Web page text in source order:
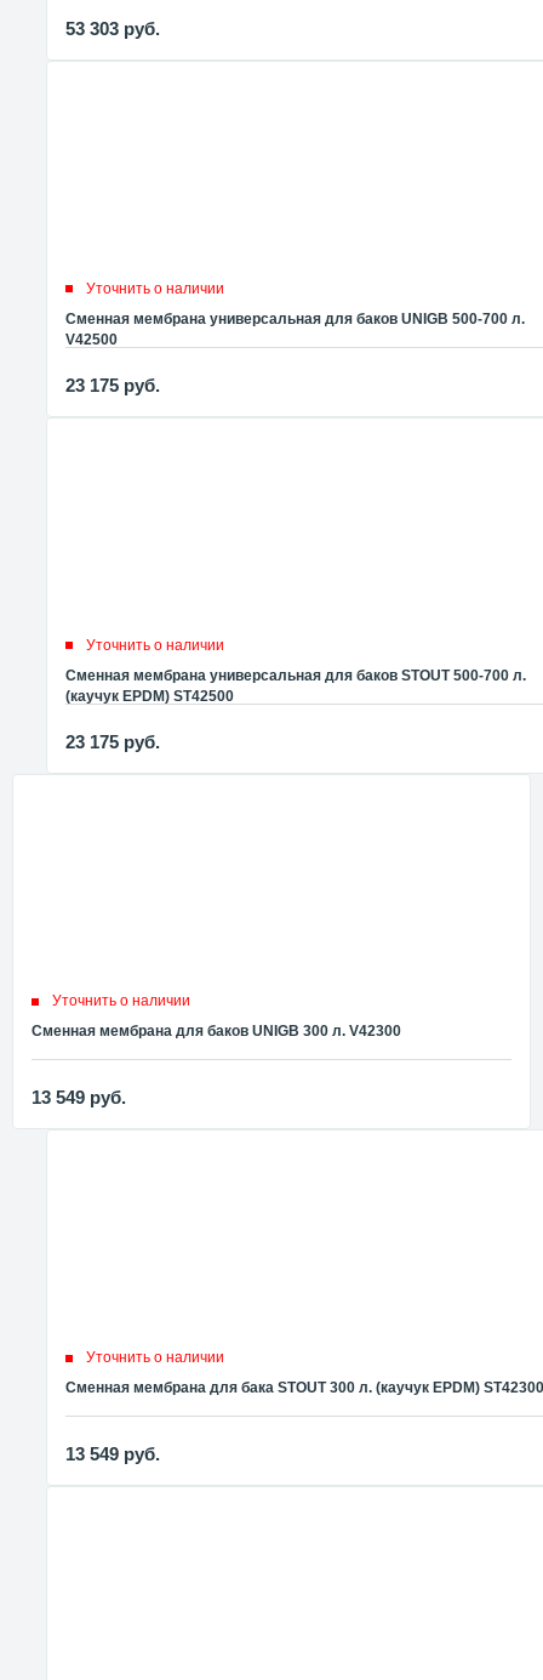
53 303 руб.
Уточнить о наличии
Сменная мембрана универсальная для баков UNIGB 500-700 л.
V42500
23 175 руб.
Уточнить о наличии
Сменная мембрана универсальная для баков STOUT 500-700 л.
(каучук EPDM) ST42500
23 175 руб.
Уточнить о наличии
Сменная мембрана для баков UNIGB 300 л. V42300
13 549 руб.
Уточнить о наличии
Сменная мембрана для бака STOUT 300 л. (каучук EPDM) ST42300
13 549 руб.